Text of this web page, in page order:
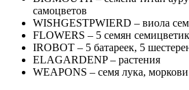
самоцветов
WISHGESTPWIERD – виола
FLOWERS – 5 семян
IROBOT – 5 батареек, 5
ELAGARDENP – растения
WEAPONS – семя лука,